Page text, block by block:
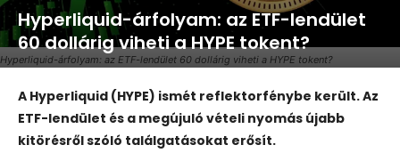
Hyperliquid-árfolyam: az ETF-lendület 60 dollárig viheti a HYPE tokent?
Hyperliquid-árfolyam: az ETF-lendület
60 dollárig viheti a HYPE tokent?
A Hyperliquid (HYPE) ismét reflektorfénybe került. Az
ETF-lendület és a megújuló vételi nyomás újabb
kitörésről szóló találgatásokat erősít.